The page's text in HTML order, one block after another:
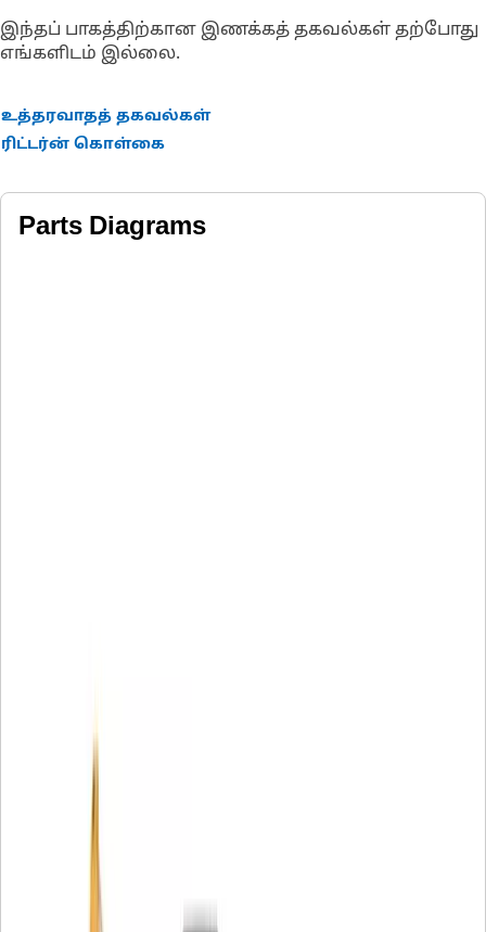
இந்தப் பாகத்திற்கான இணக்கத் தகவல்கள் தற்போது
எங்களிடம் இல்லை.
உத்தரவாதத் தகவல்கள்
ரிட்டர்ன் கொள்கை
Parts Diagrams